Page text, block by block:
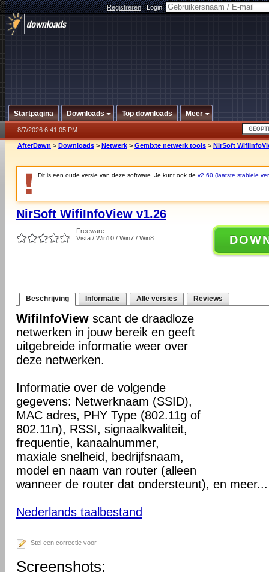
Registreren|Login:
Startpagina Downloads Top downloads Meer
8/7/2026 6:41:05 PM
AfterDawn > Downloads > Netwerk > Gemixte netwerk tools > NirSoft
Dit is een oude versie van deze software. Je kunt ook de v2.60 (laatste stabiele
NirSoft WifiInfoView v1.26
Freeware
Vista / Win10 / Win7 / Win8
Beschrijving Informatie Alle versies Reviews
WifiInfoView scant de draadloze
netwerken in jouw bereik en geeft
uitgebreide informatie weer over
deze netwerken.
Informatie over de volgende
gegevens: Netwerknaam (SSID),
MAC adres, PHY Type (802.11g of
802.11n), RSSI, signaalkwaliteit,
frequentie, kanaalnummer,
maxiale snelheid, bedrijfsnaam,
model en naam van router (alleen
wanneer de router dat ondersteunt), en meer...
Nederlands taalbestand
Stel een correctie voor
Screenshots: